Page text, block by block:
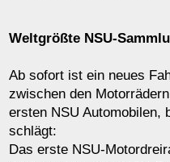
Weltgrößte NSU-
Ab sofort ist ein neues
zwischen den
ersten NSU Automobilen,
schlägt:
Das erste NSU-